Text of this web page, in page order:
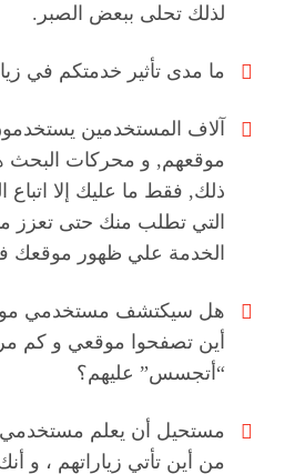
لذلك تحلى ببعض الصبر.
ما مدى تأثير خدمتكم في
آلاف المستخدمين
موقعهم, و محركات البحث
ذلك, فقط ما عليك إلا
التي تطلب منك حتى تعزز
الخدمة علي ظهور موقعك
هل سيكتشف مستخدمي
أين تصفحوا موقعي و كم
“أتجسس” عليهم؟
مستحيل أن يعلم
من أين تأتي زياراتهم ، و